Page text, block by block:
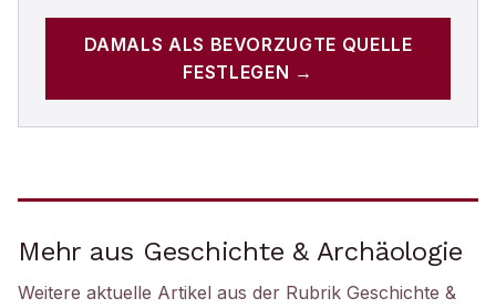
DAMALS ALS BEVORZUGTE QUELLE
FESTLEGEN →
Mehr aus Geschichte & Archäologie
Weitere aktuelle Artikel aus der Rubrik Geschichte &